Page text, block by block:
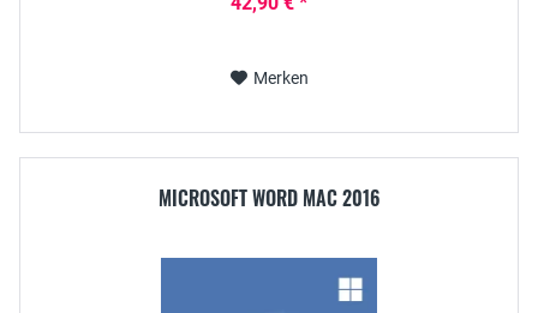
Merken
MICROSOFT WORD MAC 2016